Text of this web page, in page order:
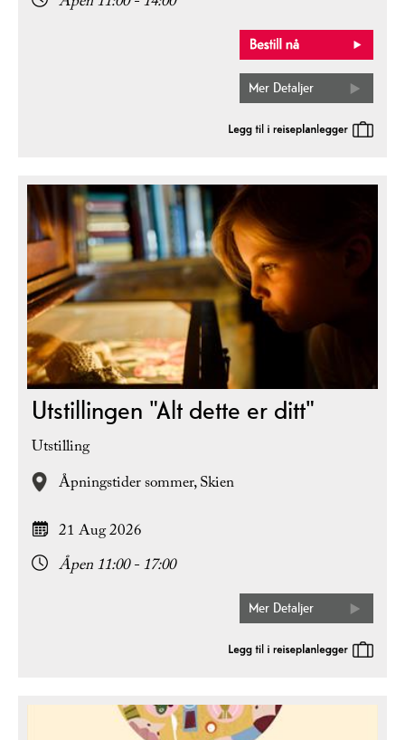
Mer Detaljer
Utstillingen "Alt dette er ditt"
Utstilling
Åpningstider sommer,Skien
21 Aug 2026
Åpen 11:00 - 17:00
Mer Detaljer